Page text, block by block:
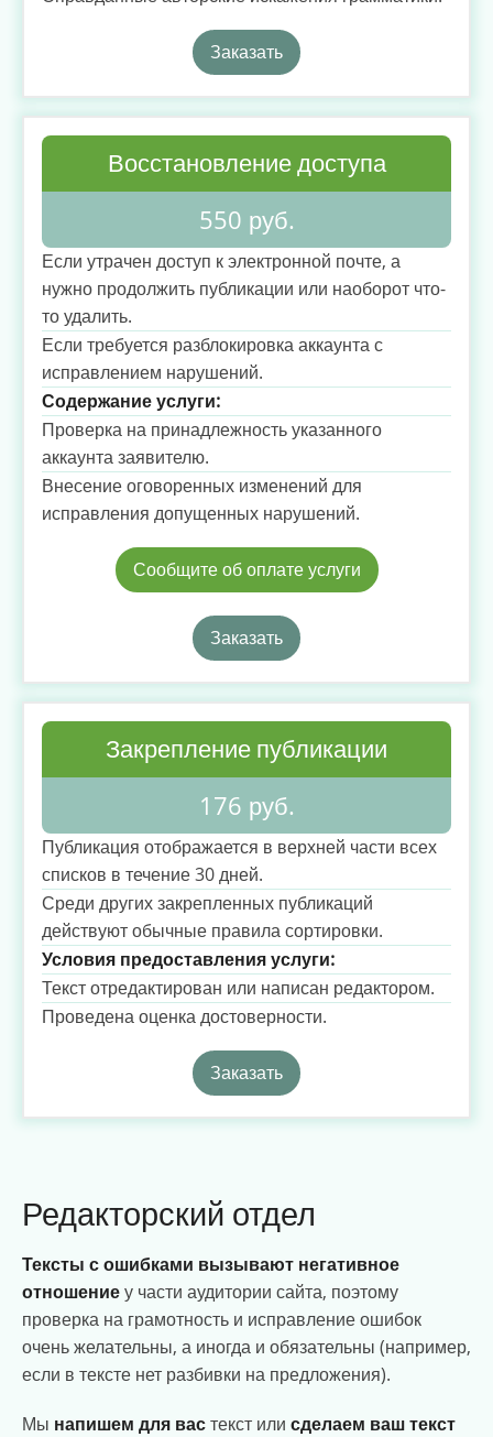
Заказать
Восстановление доступа
550 руб.
Если утрачен доступ к электронной почте, а
нужно продолжить публикации или наоборот что-
то удалить.
Если требуется разблокировка аккаунта с
исправлением нарушений.
Содержание услуги:
Проверка на принадлежность указанного
аккаунта заявителю.
Внесение оговоренных изменений для
исправления допущенных нарушений.
Сообщите об оплате услуги
Заказать
Закрепление публикации
176 руб.
Публикация отображается в верхней части всех
списков в течение 30 дней.
Среди других закрепленных публикаций
действуют обычные правила сортировки.
Условия предоставления услуги:
Текст отредактирован или написан редактором.
Проведена оценка достоверности.
Заказать
Редакторский отдел
Тексты с ошибками вызывают негативное
отношениеу части аудитории сайта, поэтому
проверка на грамотность и исправление ошибок
очень желательны, а иногда и обязательны (например,
если в тексте нет разбивки на предложения).
Мы напишем для вастекст или сделаем ваш текст